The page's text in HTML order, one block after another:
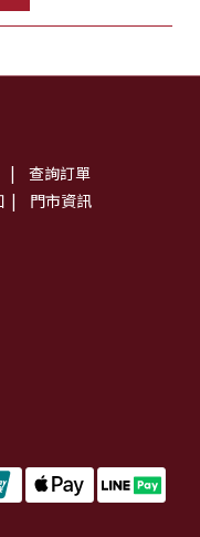
| 查詢訂單
| 門市資訊